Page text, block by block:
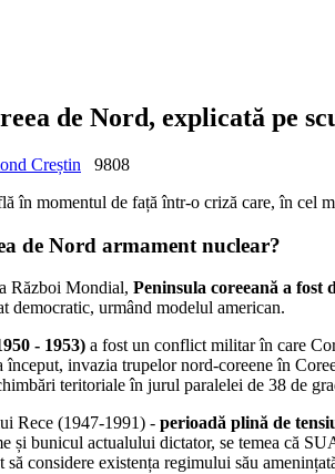
de Nord, explicată pe
Creștin
9808
în momentul de față într-o criză care, în cel
de Nord armament nuclear?
Război Mondial, Peninsula coreeană a
democratic, urmând modelul american.
- 1953) a fost un conflict militar în care
invazia trupelor nord-coreene în
teritoriale în jurul paralelei de 38 de
Rece (1947-1991) - perioadă plină de
și bunicul actualului dictator, se temea că
să considere existența regimului său